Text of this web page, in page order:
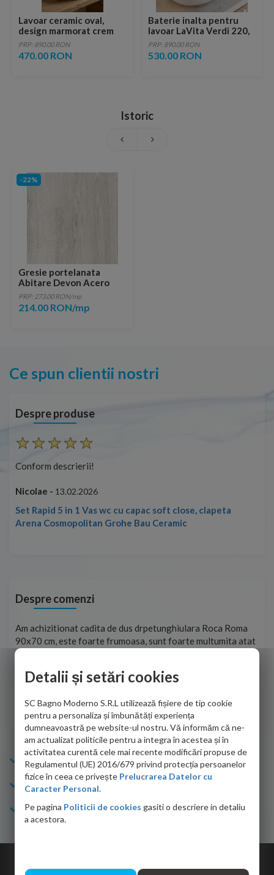
Lavoar ceramic oval,
design marmorat crem
lucios cu vene aurii,
ventil inclus
PRP: 890.00 RON
470.00 RON
Baterie inalta pentru
lavoar LaVita Verdi 220,
fara ventil, brushed
copper
PRP: 890.00 RON
530.00 RON
Istoric
-22%
Gresie portelanata
Abitare Devon Acero
Rectificata 121x20
PRP: 273.00 RON/mp
214.00 RON/mp
Ce spun clientii nostri
Despre produse
Conform descrierii!
Nicolae - 13.02.2026
Set Rapid 5 in 1 Vas wc cu capac soft close, clapeta
Arena Cosmopolitan Grohe Bau Ceramic
Despre comenzi
Am achizitionat cadita de dus drpetunghiulara Roca Roma
90x70 cm, este foarte frumoasa, sunt foarte multumita atat
de personalul firmei dvs. cu care am colaborat in obtinerea
adus coletul in siguranta.Numai bine, va doresc!
Sofrone Viviana -28.07.2026
Info Bagno
Cumparaturi
Suport clienti
Detalii și setări cookies
SC Bagno Moderno S.R.L utilizează fișiere de tip cookie
pentru a personaliza și îmbunătăți experiența
dumneavoastră pe website-ul nostru. Vă informăm că ne-
am actualizat politicile pentru a integra în acestea și în
activitatea curentă cele mai recente modificări propuse de
Regulamentul (UE) 2016/679 privind protecția persoanelor
fizice în ceea ce privește Prelucrarea Datelor cu
Caracter Personal.
Pe pagina Politicii de cookies gasiti o descriere in detaliu
a acestora.